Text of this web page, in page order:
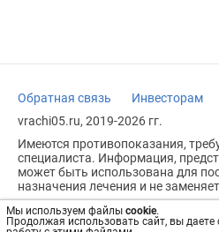
Мы используем файлы cookie.
Продолжая использовать сайт, вы даете
Обратная связь Инвесторам
vrachi05.ru, 2019-2026 гг.
Имеются противопоказания,
специалиста. Информация,
может быть использована для
назначения лечения и не
Возрастное ограничение: 18+